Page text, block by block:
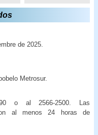
de 2025.
Metrosur.
o al 2566-2500. Las
al menos 24 horas de